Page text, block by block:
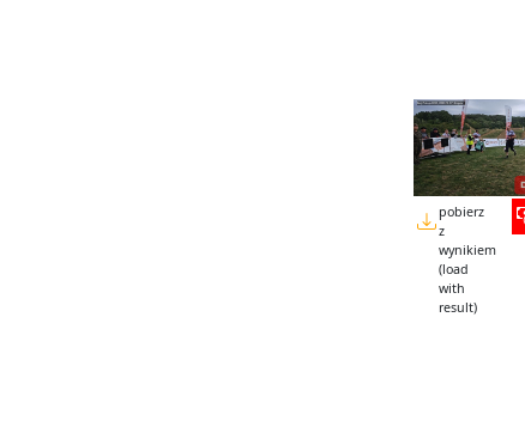
pobierz
z
wynikiem
(load
with
result)